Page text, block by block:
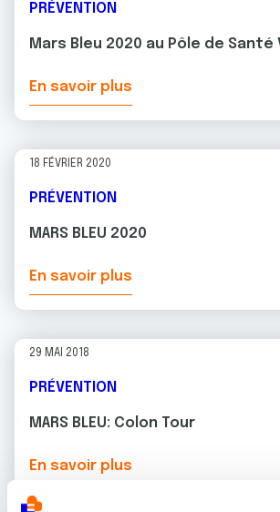
PRÉVENTION
Mars Bleu 2020 au Pôle de Santé
En savoir plus
18 FÉVRIER 2020
PRÉVENTION
MARS BLEU 2020
En savoir plus
29 MAI 2018
PRÉVENTION
MARS BLEU: Colon Tour
En savoir plus